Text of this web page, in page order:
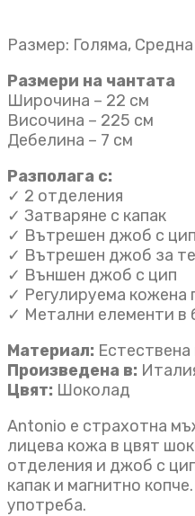
Размер: Голяма, Средна
Размери на чантата
Широчина – 22 см
Височина – 225 см
Дебелина – 7 см
Разполага с:
✓ 2 отделения
✓ Затваряне с капак
✓ Вътрешен джоб с цип
✓ Вътрешен джоб за
✓ Външен джоб с цип
✓ Регулируема кожена
✓ Метални елементи в
Материал:
Произведена в:
Цвят: Шоколад
Antonio е страхотна
лицева кожа в цвят
отделения и джоб с
капак и магнитно
употреба.